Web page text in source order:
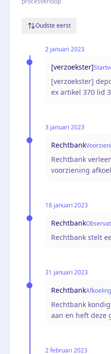
Oudste eerst
2 januari 2023
[verzoekster]
[verzoekster]
ex artikel 370 lid
3 januari 2023
Rechtbank
Rechtbank
voorziening
18 januari 2023
Rechtbank
Rechtbank stelt
31 januari 2023
Rechtbank
Rechtbank
aan en heft deze
2 februari 2023